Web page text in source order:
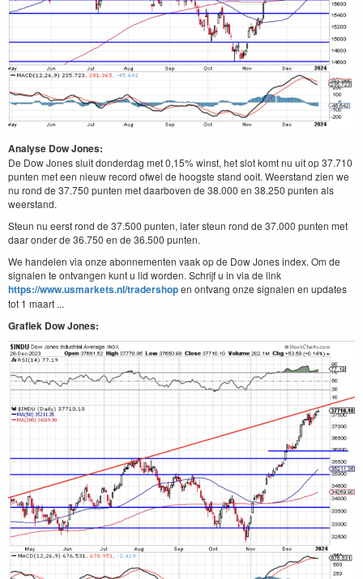
Analyse Dow Jones:
De Dow Jones sluit donderdag met 0,15% winst, het slot komt nu uit op 37.710
punten met een nieuw record ofwel de hoogste stand ooit. Weerstand zien we
nu rond de 37.750 punten met daarboven de 38.000 en 38.250 punten als
weerstand.
Steun nu eerst rond de 37.500 punten, later steun rond de 37.000 punten met
daar onder de 36.750 en de 36.500 punten.
We handelen via onze abonnementen vaak op de Dow Jones index. Om de
signalen te ontvangen kunt u lid worden. Schrijf u in via de link
https://www.usmarkets.nl/tradershopen ontvang onze signalen en updates
tot 1 maart ...
Grafiek Dow Jones: